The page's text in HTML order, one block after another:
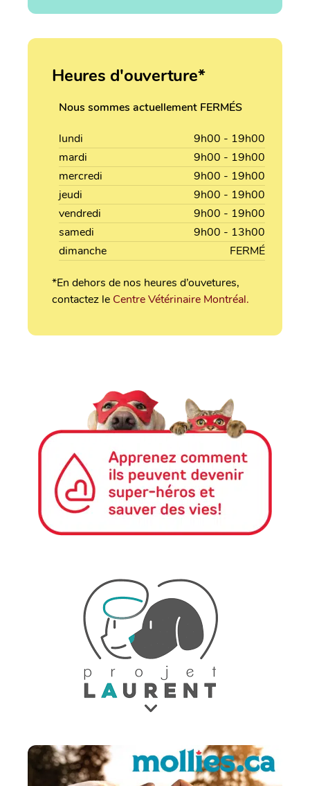
Heures d'ouverture*
Nous sommes actuellement FERMÉS
lundi
9h00 - 19h00
mardi
9h00 - 19h00
mercredi
9h00 - 19h00
jeudi
9h00 - 19h00
vendredi
9h00 - 19h00
samedi
9h00 - 13h00
dimanche
FERMÉ
*En dehors de nos heures d’ouvetures,
contactez le Centre Vétérinaire Montréal.